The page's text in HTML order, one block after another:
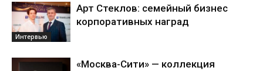
Интервью
Арт Стеклов: семейный бизнес
корпоративных наград
«Москва-Сити» — коллекция